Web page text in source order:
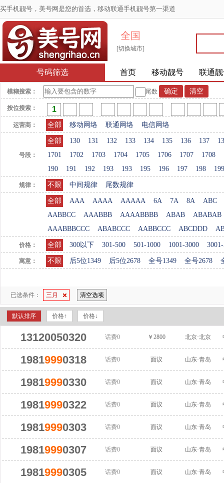
买手机靓号，美号网是您的首选，移动联通手机靓号第一渠道
全国
[切换城市]
号码筛选 首页 移动靓号 联通
模糊搜索： 尾数
按位搜索：
运营商： 全部 移动网络 联通网络 电信网络
号段：
全部 130 131 132 133 134 135 136 137
1701
1702 1703 1704 1705 1706 1707 1708
190
191 192 193 193 195 196 197 198 199
规律： 不限 中间规律 尾数规律
全部 AAA AAAA AAAAA 6A 7A 8A
ABC
AABBCC
AAABBB AAAABBBB ABAB
ABABAB
AAABBBCCC
ABABCCC AABBCCC ABCDDD
价格： 全部 300以下 301-500 501-1000 1001-3000
寓意： 不限 后5位1349 后5位2678 全号1349 全号2678
已选条件： 三月 清空选项
默认排序 价格↑ 价格↓
13120050320 话费0 ￥2800 北京·北京
19819990318 话费0 面议 山东·青岛
19819990330 话费0 面议 山东·青岛
19819990322 话费0 面议 山东·青岛
19819990303 话费0 面议 山东·青岛
19819990307 话费0 面议 山东·青岛
19819990305 话费0 面议 山东·青岛